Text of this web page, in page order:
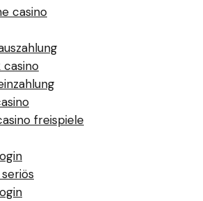
casino
casino
freispiele